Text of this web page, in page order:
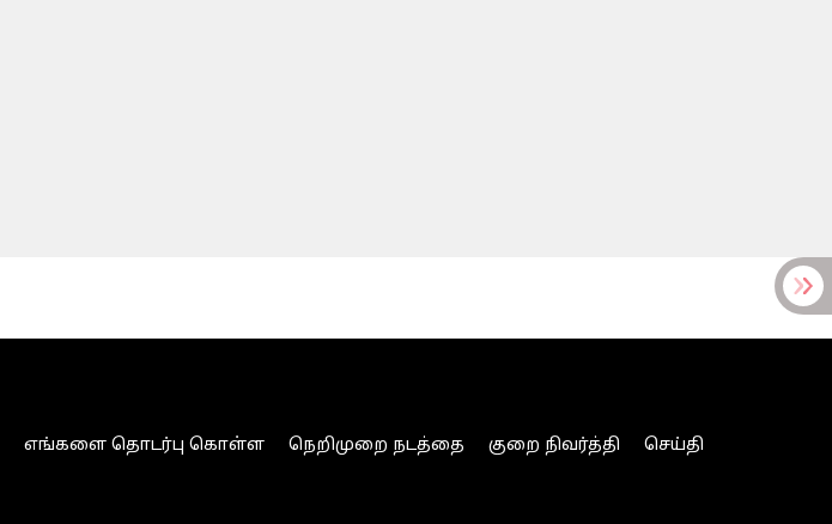
எங்களை தொடர்பு கொள்ள நெறிமுறை நடத்தை குறை நிவர்த்தி
செய்தி